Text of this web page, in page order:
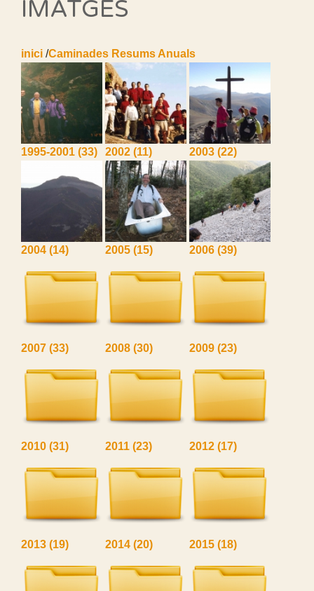
IMATGES
inici /Caminades Resums Anuals
1995-2001 (33) 2002 (11) 2003 (22)
2004 (14) 2005 (15) 2006 (39)
2007 (33) 2008 (30) 2009 (23)
2010 (31) 2011 (23) 2012 (17)
2013 (19) 2014 (20) 2015 (18)